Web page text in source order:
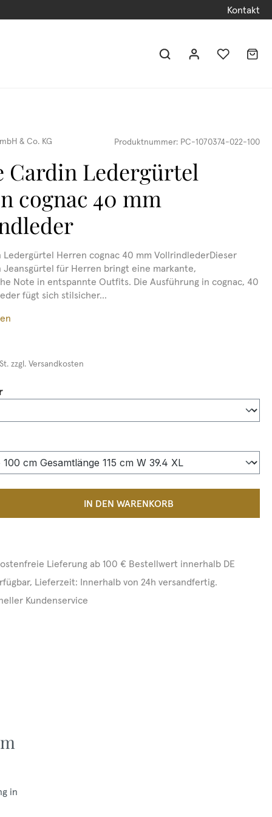
Kontakt
& Co. KG Produktnummer: PC-1070374-022-100
Cardin Ledergürtel
cognac 40 mm
Ledergürtel Herren cognac 40 mm VollrindlederDieser
Jeansgürtel für Herren bringt eine markante,
Note in entspannte Outfits. Die Ausführung in cognac, 40
fügt sich stilsicher...
zzgl. Versandkosten
auswählen
Gib den gewünschten Wert
IN DEN WARENKORB
Lieferung ab 100 € Bestellwert innerhalb DE
Lieferzeit: Innerhalb von 24h versandfertig.
Kundenservice
in